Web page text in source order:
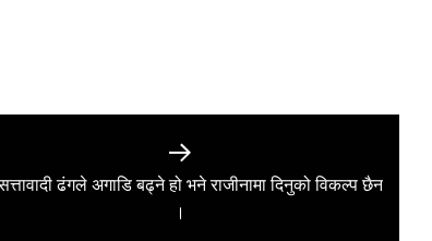
Next
post:
ढंगले अगाडि बढ्ने हो भने राजीनामा दिनुको विकल्प छैन
।